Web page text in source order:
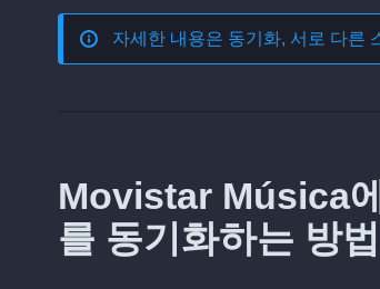
자세한 내용은 동기화, 서로 다른
Movistar Música
를 동기화하는 방법